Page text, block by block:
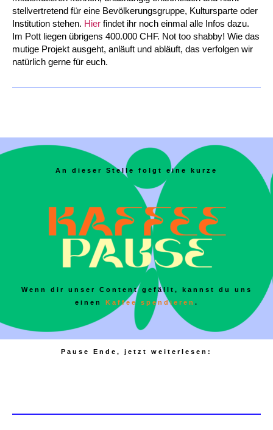
stellvertretend für eine Bevölkerungsgruppe, Kultursparte oder
Institution stehen. Hier findet ihr noch einmal alle Infos dazu.
Im Pott liegen übrigens 400.000 CHF. Not too shabby! Wie das
mutige Projekt ausgeht, anläuft und abläuft, das verfolgen wir
natürlich gerne für euch.
An dieser Stelle folgt eine kurze
Wenn dir unser Content gefällt, kannst du uns
einen Kaffee spendieren .
Pause Ende, jetzt weiterlesen: